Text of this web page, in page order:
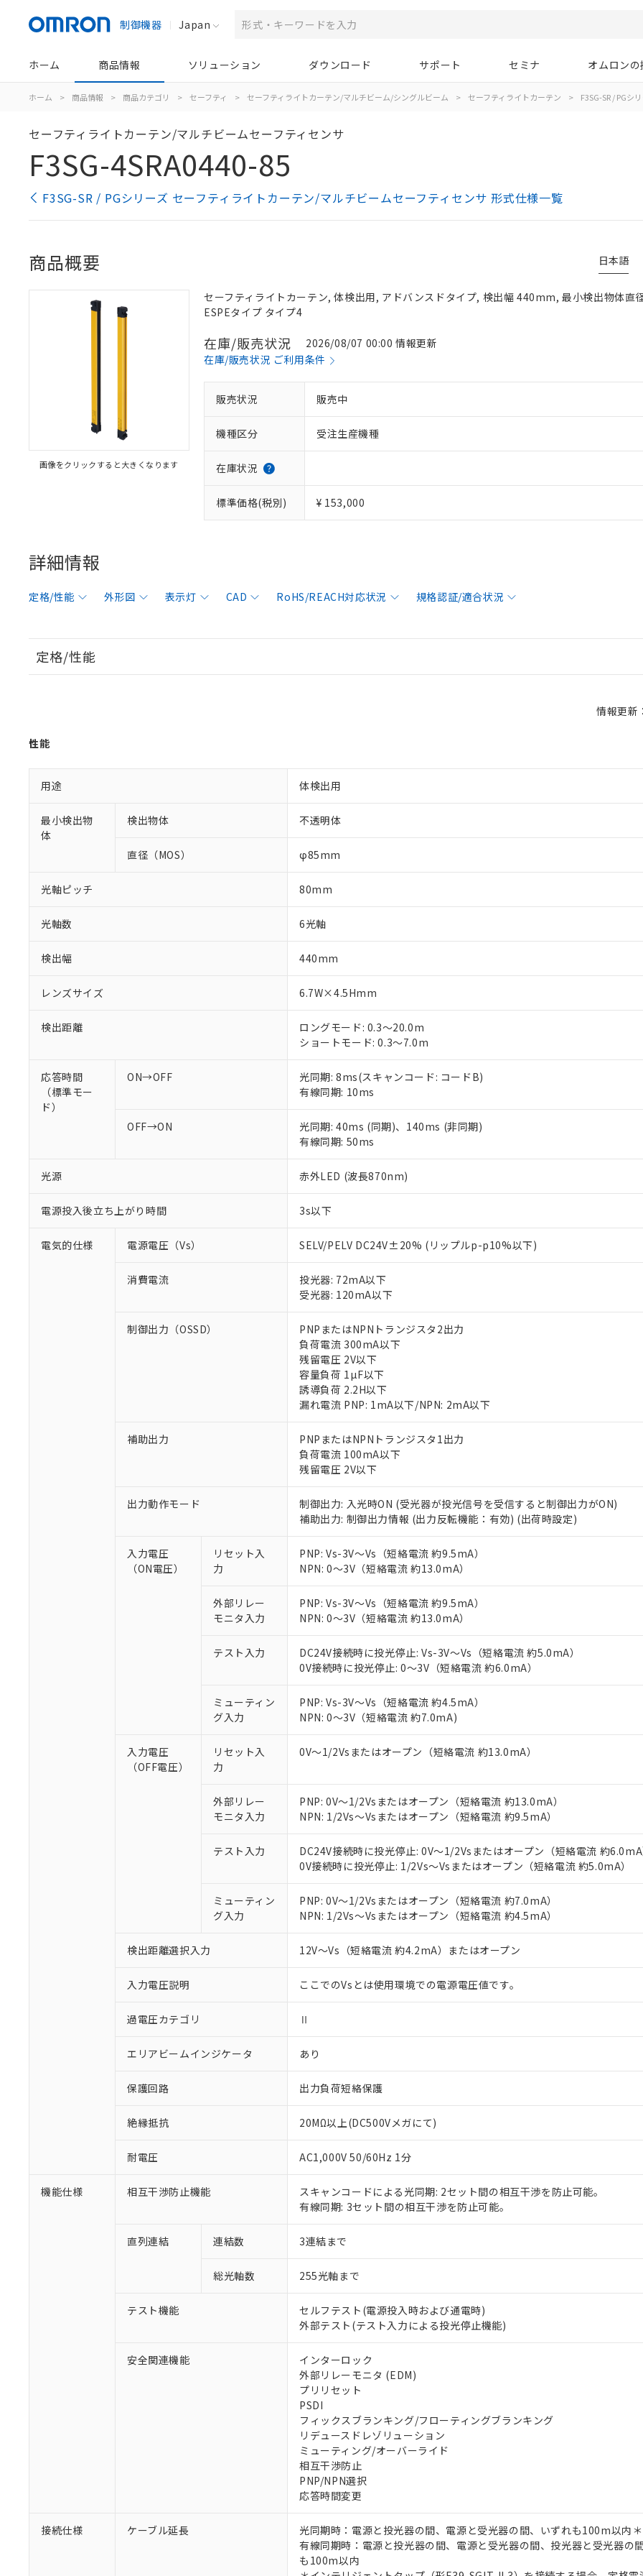
制御機器 Japan
ホーム 商品情報 ソリューション ダウンロード サポート セミナ オムロン
ホーム > 商品情報 > 商品カテゴリ > セーフティ > セーフティライトカーテン/マルチビーム/シングルビーム > セーフティライトカーテン > F3SG-SR / PGシ
セーフティライトカーテン/マルチビームセーフティセンサ
F3SG-4SRA0440-85
F3SG-SR / PGシリーズ セーフティライトカーテン/マルチビームセーフティセンサ 形式仕様一覧
日本語
商品概要
画像をクリックすると大きくなります
セーフティライトカーテン, 体検出用, アドバンスドタイプ, 検出幅 440mm, 最小検出物体
ESPEタイプ タイプ4
在庫/販売状況
2026/08/07 00:00 情報更新
在庫/販売状況 ご利用条件
販売状況 販売中
機種区分 受注生産機種
在庫状況
標準価格(税別) ¥ 153,000
詳細情報
定格/性能 外形図 表示灯 CAD RoHS/REACH対応状況 規格認証/適合状況
定格/性能
情報更
性能
用途 体検出用
最小検出物
体
検出物体 不透明体
直径（MOS） φ85mm
光軸ピッチ 80mm
光軸数 6光軸
検出幅 440mm
レンズサイズ 6.7W×4.5Hmm
検出距離
ロングモード: 0.3～20.0m
ショートモード: 0.3～7.0m
応答時間
（標準モー
ド）
ON→OFF
光同期: 8ms(スキャンコード: コードB)
有線同期: 10ms
OFF→ON
光同期: 40ms (同期)、140ms (非同期)
有線同期: 50ms
光源 赤外LED (波長870nm)
電源投入後立ち上がり時間 3s以下
電気的仕様 電源電圧（Vs） SELV/PELV DC24V±20% (リップルp-p10%以下)
消費電流
投光器: 72mA以下
受光器: 120mA以下
制御出力（OSSD）
PNPまたはNPNトランジスタ2出力
負荷電流 300mA以下
残留電圧 2V以下
容量負荷 1µF以下
誘導負荷 2.2H以下
漏れ電流 PNP: 1mA以下/NPN: 2mA以下
補助出力
PNPまたはNPNトランジスタ1出力
負荷電流 100mA以下
残留電圧 2V以下
出力動作モード
制御出力: 入光時ON (受光器が投光信号を受信すると制御出力がON)
補助出力: 制御出力情報 (出力反転機能：有効) (出荷時設定)
入力電圧
（ON電圧）
リセット入
力
PNP: Vs-3V～Vs（短絡電流 約9.5mA）
NPN: 0～3V（短絡電流 約13.0mA）
外部リレー
モニタ入力
PNP: Vs-3V～Vs（短絡電流 約9.5mA）
NPN: 0～3V（短絡電流 約13.0mA）
テスト入力
DC24V接続時に投光停止: Vs-3V～Vs（短絡電流 約5.0mA）
0V接続時に投光停止: 0～3V（短絡電流 約6.0mA）
ミューティン
グ入力
PNP: Vs-3V～Vs（短絡電流 約4.5mA）
NPN: 0～3V（短絡電流 約7.0mA)
入力電圧
（OFF電圧）
リセット入
力
0V～1/2Vsまたはオープン（短絡電流 約13.0mA）
外部リレー
モニタ入力
PNP: 0V～1/2Vsまたはオープン（短絡電流 約13.0mA）
NPN: 1/2Vs～Vsまたはオープン（短絡電流 約9.5mA）
テスト入力
DC24V接続時に投光停止: 0V～1/2Vsまたはオープン（短絡電流 約6.0mA
0V接続時に投光停止: 1/2Vs～Vsまたはオープン（短絡電流 約5.0mA）
ミューティン
グ入力
PNP: 0V～1/2Vsまたはオープン（短絡電流 約7.0mA）
NPN: 1/2Vs～Vsまたはオープン（短絡電流 約4.5mA）
検出距離選択入力 12V～Vs（短絡電流 約4.2mA）またはオープン
入力電圧説明 ここでのVsとは使用環境での電源電圧値です。
過電圧カテゴリ Ⅱ
エリアビームインジケータ あり
保護回路 出力負荷短絡保護
絶縁抵抗 20MΩ以上(DC500Vメガにて)
耐電圧 AC1,000V 50/60Hz 1分
機能仕様 相互干渉防止機能
スキャンコードによる光同期: 2セット間の相互干渉を防止可能。
有線同期: 3セット間の相互干渉を防止可能。
直列連結 連結数 3連結まで
総光軸数 255光軸まで
テスト機能
セルフテスト(電源投入時および通電時)
外部テスト(テスト入力による投光停止機能)
安全関連機能
インターロック
外部リレーモニタ (EDM)
プリリセット
PSDI
フィックスブランキング/フローティングブランキング
リデュースドレゾリューション
ミューティング/オーバーライド
相互干渉防止
PNP/NPN選択
応答時間変更
接続仕様 ケーブル延長
光同期時：電源と投光器の間、電源と受光器の間、いずれも100m以内＊
有線同期時：電源と投光器の間、電源と受光器の間、投光器と受光器の
も100m以内
ご利用条件
以下の条件をお読みいただき、同意のうえご利用ください。
くものです。
当社制御機器事業取扱商品の中には、本サービスの対象外となる商品もあること
在庫状況および標準価格照会結果は、記載している更新日時点での社内データに
のであり、閲覧された時点での実際の在庫および標準価格とは異なる場合があるこ
い。
正式な納期状況および標準価格はお客様のお取引先、またはお客様担当のオムロ
当社販売員にご相談ください。
オムロン制御機器販売店や当社販売拠点は「販売ネットワーク
マイパーツ機能（部品リスト作成サービス）をご利用いただくには、I-Webメンバ
ている必要があります。
が、当社の製品・サービスに関するお客様との取引・商談に必要な範囲で利用する
※当社の共同利用者とは、"個人情報の共同利用に関して"
の「1.共同利用者の
いる法人を指します。
※1 対応状況
対応済み：EU RoHS指令（10物質）の非含有に対応した製品が提供可能な商品です
対応予定：EU RoHS指令（10物質）の非含有に対応した製品に切り替える予定のある商
対応予定なし：EU RoHS指令（10物質）の非含有に非対応の商品で、対応品を出す予
調査・確認中：EU RoHS指令（10物質）の非含有の対応状況を調査中または確認中の商
非該当品：ライセンス料など無形物で、有害物質有無と関係のない商品です。
仕入先様の事情により、非含有部品としていたものが、含有品と判明した場合などやむ
鉛(Pb) 1000ppm以下、 水銀(Hg) 1000ppm以下、 カドミウム(Cd) 100ppm以下、
六価クロム(Cr(Ⅵ)) 1000ppm以下、ポリ臭化ビフェニル類(PBB) 1000ppm以下、ポリ臭化ジフェニルエーテル類
フタル酸ビス(2-エチルヘキシル) (DEHP)(別名：DOP) 1000ppm以下、フタル酸ブチルベンジル（BBP）
ル（DBP） 1000ppm以下、フタル酸ジイソブチル (DIBP) 1000ppm以下
但し、RoHS指令で産業用監視および制御機器に対する適用除外項目は除く。
フタル酸エステル類の４物質については閾値を超える意図的な使用がないことを確認しています。
※2 対応予定月
EU RoHS指令（10物質）の非含有証明書
51物質の非含有証明書（当社基準）
※本証明書は発行日時点で非含有を証明するもので、過去に遡って非含有を証明するも
また、RoHS指令のフタル酸エステル類４物質の対応では、対応完了までの期間は出
混在することから備考欄に対応日を記載しておりました。
「○」：最大均質材料含有率が中国RoHSの基準値以下であることを示します。
「×」：最大均質材料含有率が中国RoHSの基準値を超えていることを示します。
「－」：未確認です。当社販売部門へお問い合わせください。
*中国RoHS10物質の基準値 (GB/T26572)：
Cr(Ⅵ)(六価クロム) : 1000ppm、 PBBs(ポリ臭化ビフェニル類) : 1000ppm、 PBDEs(ポリ臭化ジフェニルエーテ
DBP(フタル酸ジブチル) : 1000ppm、 DIBP(フタル酸ジイソブチル) : 1000ppm、 BBP(フタル酸ブチルベンジル) :
※2 環境保護使用期限
「ｅ」：有害物質（10物質）のすべてが基準値以下であることを示します。
「10」：通常の使用状況下において有害物質が外部に漏えいし、環境に深刻な影響を及
「－」：未確認です。当社販売部門へお問い合わせください。
当社は、これら貴社製品のうち、外国為替および外国貿易法に定める商品（以下｢
う）を輸出または国外への提供する場合は、日本国政府の輸出許可(または役務取
などの必要な手続きをとります。
当社は規制貨物を破棄する場合は、完全に破砕するなど、違法に輸出されないよ
ます。
当社は貴社製品を、核兵器、ミサイル、化学兵器、生物兵器またはその他武器並び
置等に一切使用いたしません。
当社は、貴社製品を第三者に販売する場合は、上記1、2および3の内容を当該第三
また当社は、販売先および販売に係わる関係者が違法に輸出するおそれがある場
たしません。
合意する
○ 一定数以上の在庫あり
△ 一定数には満たないが在庫あり
在庫なし(最新の在庫状況については、お客様のお取引先、またはお客様担当
機器販売店・当社販売員にご確認ください)
白
受注生産機種、また在庫状況の情報を公開していない機種